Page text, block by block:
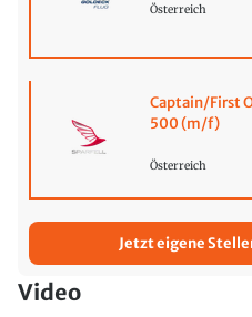
Österreich
Captain/First
500 (m/f)
Österreich
Jetzt eigene
Video